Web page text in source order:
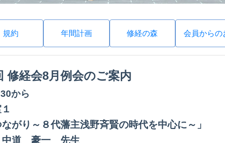
規約 年間計画 修経の森 会員からの
修経会8月例会のご案内
から
がり～８代藩主浅野斉賢の時代を中心に～」
道 豪一 先生